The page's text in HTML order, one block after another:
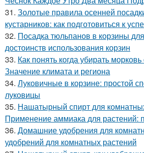
31. Золотые правила осенней
кустарников: как подготовиться к
32. Посадка тюльпанов в корзины
достоинств использования корзин
33. Как понять когда убирать морковь
Значение климата и региона
34. Луковичные в корзине: простой
луковицы
35. Нашатырный спирт для
Применение аммиака для растений:
36. Домашние удобрения для
удобрений для комнатных растений